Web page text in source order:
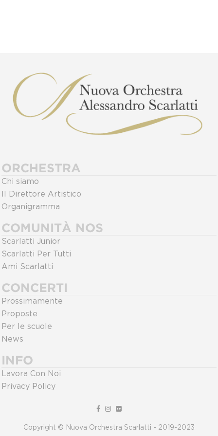
ORCHESTRA
Chi siamo
Il Direttore Artistico
Organigramma
COMUNITÀ NOS
Scarlatti Junior
Scarlatti Per Tutti
Ami Scarlatti
CONCERTI
Prossimamente
Proposte
Per le scuole
News
INFO
Lavora Con Noi
Privacy Policy
Copyright © Nuova Orchestra Scarlatti - 2019-2023